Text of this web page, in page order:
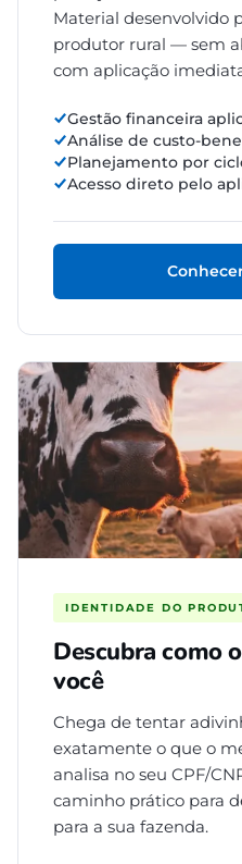
Material desenvolvido
produtor rural — sem
com aplicação
Gestão financeira
Análise de custo-
Planejamento por
Acesso direto pelo
IDENTIDADE DO
Descubra como
você
Chega de tentar
exatamente o que o
analisa no seu CPF/
caminho prático para
para a sua fazenda.